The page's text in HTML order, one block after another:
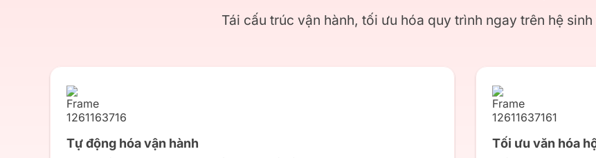
Tái cấu trúc vận hành, tối ưu hóa quy trình ngay trên hệ
Tự động hóa vận hành Tối ưu văn hóa